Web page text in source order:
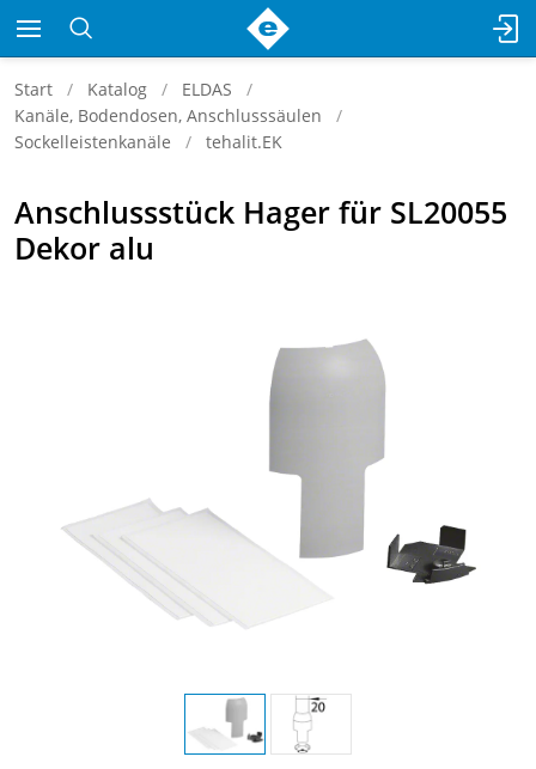
Start Katalog
ELDAS
Kanäle, Bodendosen, Anschlusssäulen
Sockelleistenkanäle
tehalit.EK
Anschlussstück Hager für SL20055
Dekor alu